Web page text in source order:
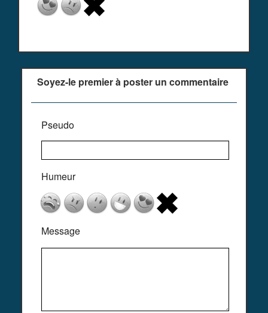
Soyez-le premier à poster un commentaire
Pseudo
Humeur
Message